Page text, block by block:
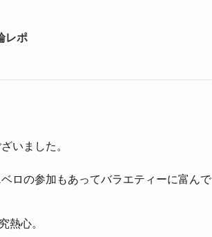
レポ
いました。
ロの参加もあってバラエティーに富んで
熱心。